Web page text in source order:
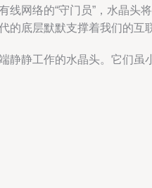
网络的“守门员”，水晶头
底层默默支撑着我们的互
静静工作的水晶头。它们虽